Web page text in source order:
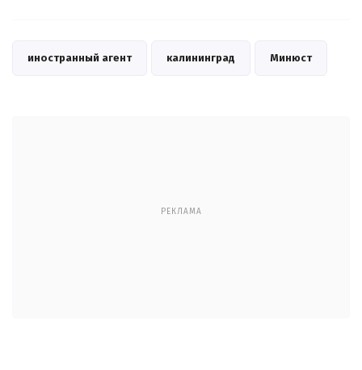
иностранный агент калининград Минюст
РЕКЛАМА